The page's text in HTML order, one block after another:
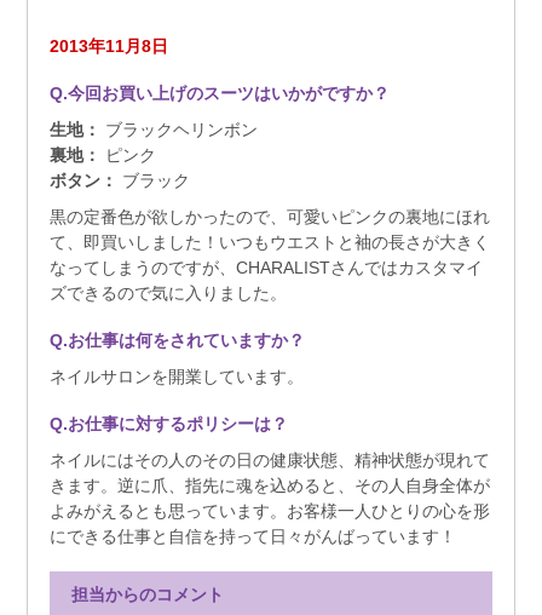
2013年11月8日
Q.今回お買い上げのスーツはいかがですか？
生地： ブラックヘリンボン
裏地： ピンク
ボタン： ブラック
黒の定番色が欲しかったので、可愛いピンクの裏地にほれ
て、即買いしました！いつもウエストと袖の長さが大きく
なってしまうのですが、CHARALISTさんではカスタマイ
ズできるので気に入りました。
Q.お仕事は何をされていますか？
ネイルサロンを開業しています。
Q.お仕事に対するポリシーは？
ネイルにはその人のその日の健康状態、精神状態が現れて
きます。逆に爪、指先に魂を込めると、その人自身全体が
よみがえるとも思っています。お客様一人ひとりの心を形
にできる仕事と自信を持って日々がんばっています！
担当からのコメント